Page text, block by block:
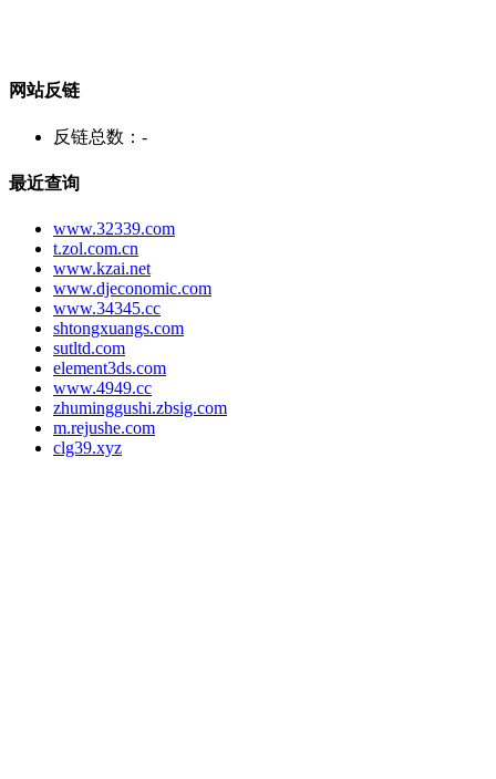
网站反链
反链总数： -
最近查询
www.32339.com
t.zol.com.cn
www.kzai.net
www.djeconomic.com
www.34345.cc
shtongxuangs.com
sutltd.com
element3ds.com
www.4949.cc
zhuminggushi.zbsig.com
m.rejushe.com
clg39.xyz